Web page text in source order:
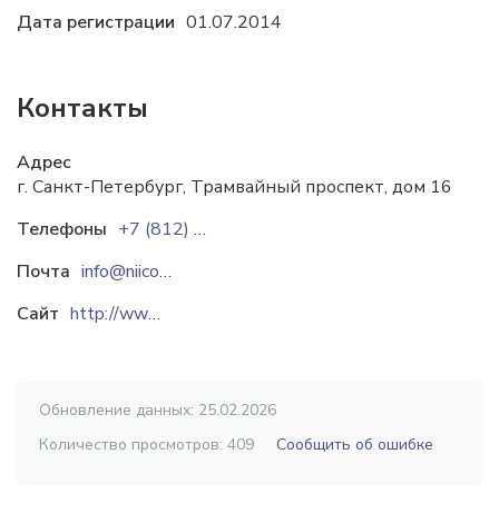
Дата регистрации 01.07.2014
Контакты
Адрес
г. Санкт-Петербург, Трамвайный проспект, дом 16
Телефоны
+7 (812) 376-85-85
Почта
info@niicom.ru
Сайт
http://www.niicom.ru
Обновление данных: 25.02.2026
Количество просмотров: 409
Сообщить об ошибке